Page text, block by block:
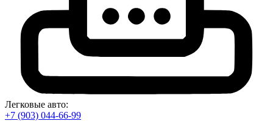
Легковые авто:
+7 (903) 044-66-99